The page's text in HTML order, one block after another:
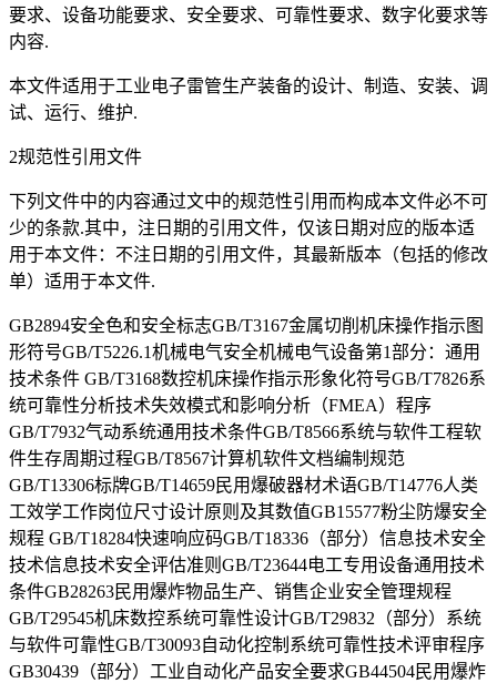
要求、设备功能要求、安全要求、可靠性要求、数字化要求等
内容.
本文件适用于工业电子雷管生产装备的设计、制造、安装、调
试、运行、维护.
2规范性引用文件
下列文件中的内容通过文中的规范性引用而构成本文件必不可
少的条款.其中，注日期的引用文件，仅该日期对应的版本适
用于本文件：不注日期的引用文件，其最新版本（包括的修改
单）适用于本文件.
GB2894安全色和安全标志GB/T3167金属切削机床操作指示图
形符号GB/T5226.1机械电气安全机械电气设备第1部分：通用
技术条件 GB/T3168数控机床操作指示形象化符号GB/T7826系
统可靠性分析技术失效模式和影响分析（FMEA）程序
GB/T7932气动系统通用技术条件GB/T8566系统与软件工程软
件生存周期过程GB/T8567计算机软件文档编制规范
GB/T13306标牌GB/T14659民用爆破器材术语GB/T14776人类
工效学工作岗位尺寸设计原则及其数值GB15577粉尘防爆安全
规程 GB/T18284快速响应码GB/T18336（部分）信息技术安全
技术信息技术安全评估准则GB/T23644电工专用设备通用技术
条件GB28263民用爆炸物品生产、销售企业安全管理规程
GB/T29545机床数控系统可靠性设计GB/T29832（部分）系统
与软件可靠性GB/T30093自动化控制系统可靠性技术评审程序
GB30439（部分）工业自动化产品安全要求GB44504民用爆炸